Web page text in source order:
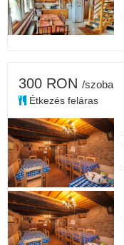
300 RON /szoba
Étkezés feláras